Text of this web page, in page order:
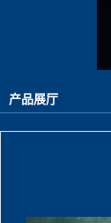
产品展厅